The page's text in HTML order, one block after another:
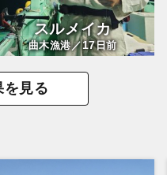
スルメイカ
曲木漁港／17日前
を見る